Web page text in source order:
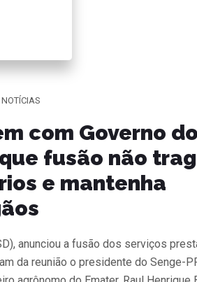
NOTÍCIAS
com Governo do
fusão não
e mantenha
anunciou a fusão dos serviços
da reunião o presidente do Senge-